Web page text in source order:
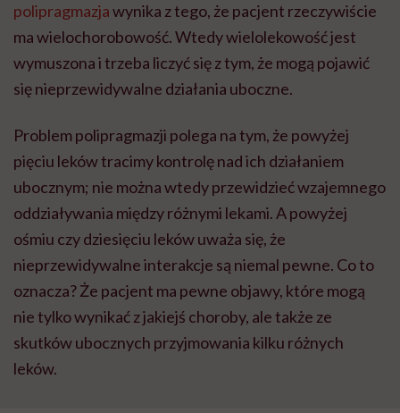
polipragmazjawynika z tego, że pacjent rzeczywiście
mawielochorobowość. Wtedywielolekowośćjest
wymuszona i trzeba liczyć się z tym, że mogą pojawić
się nieprzewidywalne działania uboczne.
Problem polipragmazji polega na tym, że powyżej
pięciu leków tracimy kontrolę nad ich działaniem
ubocznym; nie można wtedy przewidzieć wzajemnego
oddziaływania między różnymi lekami. A powyżej
ośmiu czy dziesięciu leków uważa się, że
nieprzewidywalne interakcje są niemal pewne. Co to
oznacza? Że pacjent ma pewne objawy, które mogą
nie tylko wynikać z jakiejś choroby, ale także ze
skutków ubocznych przyjmowania kilku różnych
leków.